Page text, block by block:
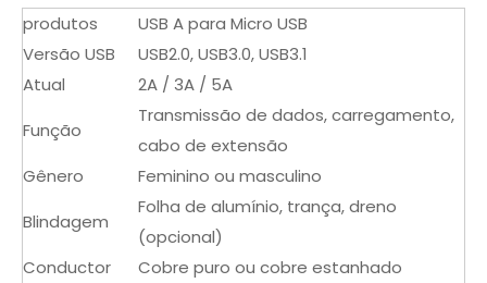
produtos
USB A para Micro USB
Versão USB
USB2.0, USB3.0, USB3.1
Atual
2A / 3A / 5A
Função
Transmissão de dados, carregamento,
cabo de extensão
Gênero
Feminino ou masculino
Blindagem
Folha de alumínio, trança, dreno
(opcional)
Conductor
Cobre puro ou cobre estanhado